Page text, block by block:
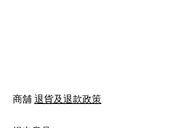
商舖 退貨及退款政策